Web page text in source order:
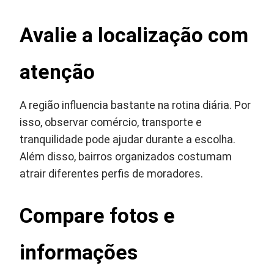
Avalie a localização com
atenção
A região influencia bastante na rotina diária. Por
isso, observar comércio, transporte e
tranquilidade pode ajudar durante a escolha.
Além disso, bairros organizados costumam
atrair diferentes perfis de moradores.
Compare fotos e
informações